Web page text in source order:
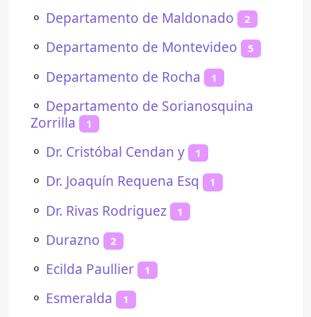
⚬ Departamento de Maldonado 2
⚬ Departamento de Montevideo 5
⚬ Departamento de Rocha 1
⚬ Departamento de Sorianosquina
Zorrilla
1
⚬ Dr. Cristóbal Cendan y 1
⚬ Dr. Joaquín Requena Esq 1
⚬ Dr. Rivas Rodriguez 1
⚬ Durazno 2
⚬ Ecilda Paullier 1
⚬ Esmeralda 1